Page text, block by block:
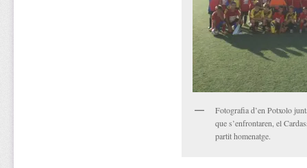
Fotografia d’en Potxolo
que s’enfrontaren, el
partit homenatge.